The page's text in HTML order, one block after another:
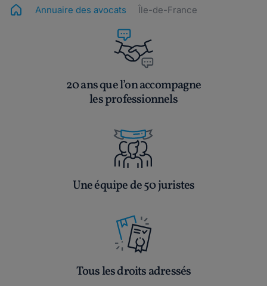
Annuaire des avocats Île-de-France
20 ans que l’on accompagne
les professionnels
Une équipe de 50 juristes
Tous les droits adressés